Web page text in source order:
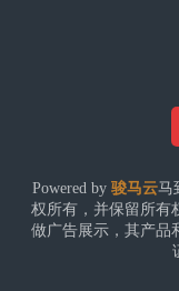
Powered by 骏马云马
权所有，并保留所有
做广告展示，其产品